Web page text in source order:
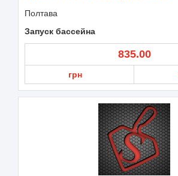
Полтава
Запуск бассейна
835.00
грн